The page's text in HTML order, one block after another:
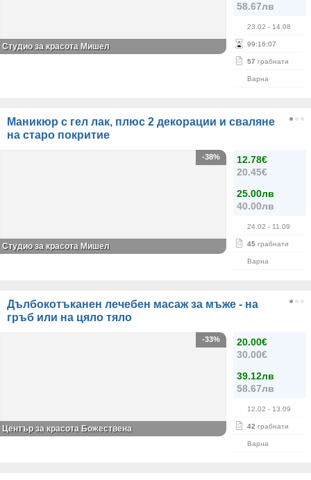
58.67лв
23.02 - 14.08
99:16:06
57 грабнати
Варна
Студио за красота Мишел
Маникюр с гел лак, плюс 2 декорации и сваляне
на старо покритие
12.78€
20.45€
25.00лв
40.00лв
24.02 - 11.09
45 грабнати
Варна
-38%
Студио за красота Мишел
Дълбокотъканен лечебен масаж за мъже - на
гръб или на цяло тяло
20.00€
30.00€
39.12лв
58.67лв
12.02 - 13.09
42 грабнати
Варна
-33%
Център за красота Божествена